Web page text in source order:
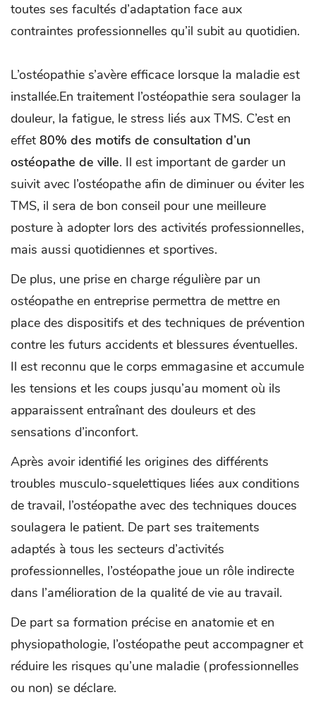
toutes ses facultés d’adaptation face aux
contraintes professionnelles qu’il subit au quotidien.
L’ostéopathie s’avère efficace lorsque la maladie est
installée.En traitement l’ostéopathie sera soulager la
douleur, la fatigue, le stress liés aux TMS. C’est en
effet 80% des motifs de consultation d’un
ostéopathe de ville. Il est important de garder un
suivit avec l’ostéopathe afin de diminuer ou éviter les
TMS, il sera de bon conseil pour une meilleure
posture à adopter lors des activités professionnelles,
mais aussi quotidiennes et sportives.
De plus, une prise en charge régulière par un
ostéopathe en entreprise permettra de mettre en
place des dispositifs et des techniques de prévention
contre les futurs accidents et blessures éventuelles.
Il est reconnu que le corps emmagasine et accumule
les tensions et les coups jusqu’au moment où ils
apparaissent entraînant des douleurs et des
sensations d’inconfort.
Après avoir identifié les origines des différents
troubles musculo-squelettiques liées aux conditions
de travail, l’ostéopathe avec des techniques douces
soulagera le patient. De part ses traitements
adaptés à tous les secteurs d’activités
professionnelles, l’ostéopathe joue un rôle indirecte
dans l’amélioration de la qualité de vie au travail.
De part sa formation précise en anatomie et en
physiopathologie, l’ostéopathe peut accompagner et
réduire les risques qu’une maladie (professionnelles
ou non) se déclare.